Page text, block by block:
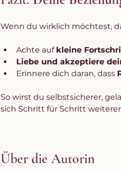
Wenn du wirklich möchtest,
Achte auf kleine
Liebe und akzeptiere
Erinnere dich daran, dass
So wirst du selbstsicherer,
sich Schritt für Schritt
Über die Autorin